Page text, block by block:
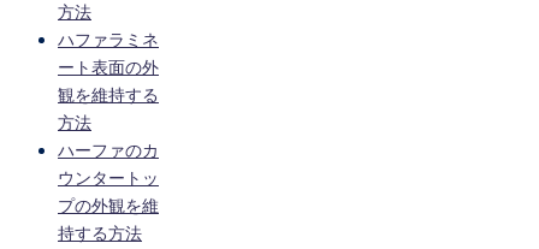
方法
ハファラミネ
ート表面の外
観を維持する
方法
ハーファのカ
ウンタートッ
プの外観を維
持する方法